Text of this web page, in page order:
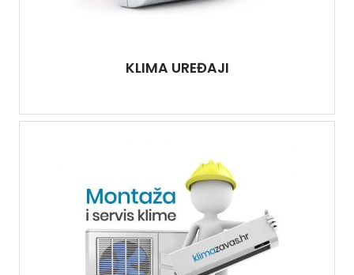
KLIMA UREĐAJI